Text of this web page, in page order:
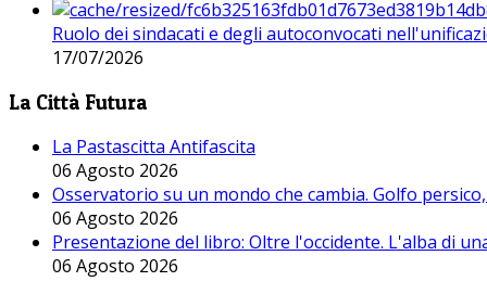
Ruolo dei sindacati e degli autoconvocati
17/07/2026
La Città Futura
La Pastascitta Antifascita
06 Agosto 2026
Osservatorio su un mondo che cambia. Golfo
06 Agosto 2026
Presentazione del libro: Oltre l'occidente. L'alba di
06 Agosto 2026